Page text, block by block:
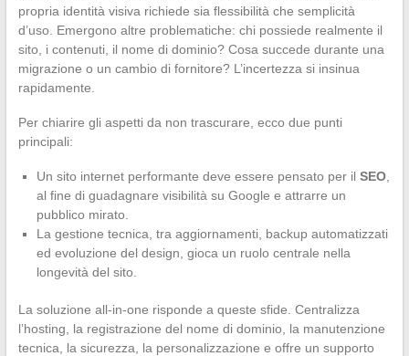
propria identità visiva richiede sia flessibilità che semplicità
d’uso. Emergono altre problematiche: chi possiede realmente il
sito, i contenuti, il nome di dominio? Cosa succede durante una
migrazione o un cambio di fornitore? L’incertezza si insinua
rapidamente.
Per chiarire gli aspetti da non trascurare, ecco due punti
principali:
Un sito internet performante deve essere pensato per il SEO,
al fine di guadagnare visibilità su Google e attrarre un
pubblico mirato.
La gestione tecnica, tra aggiornamenti, backup automatizzati
ed evoluzione del design, gioca un ruolo centrale nella
longevità del sito.
La soluzione all-in-one risponde a queste sfide. Centralizza
l’hosting, la registrazione del nome di dominio, la manutenzione
tecnica, la sicurezza, la personalizzazione e offre un supporto